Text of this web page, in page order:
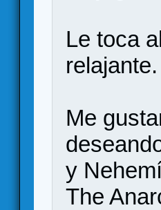
Le toca
relajante.
Me
y
The